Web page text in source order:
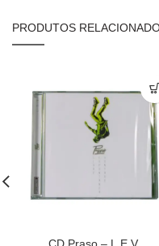
PRODUTOS
CD Praso – L.E.V.